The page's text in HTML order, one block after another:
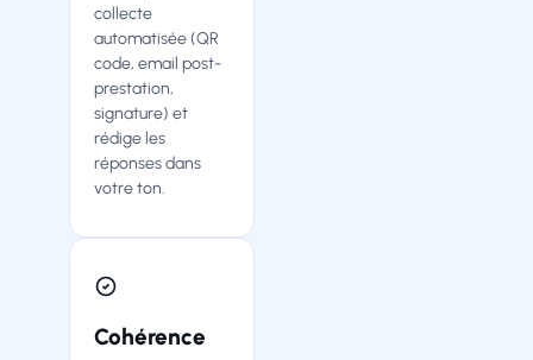
collecte
automatisée (QR
code, email post-
prestation,
signature) et
rédige les
réponses dans
votre ton.
Cohérence